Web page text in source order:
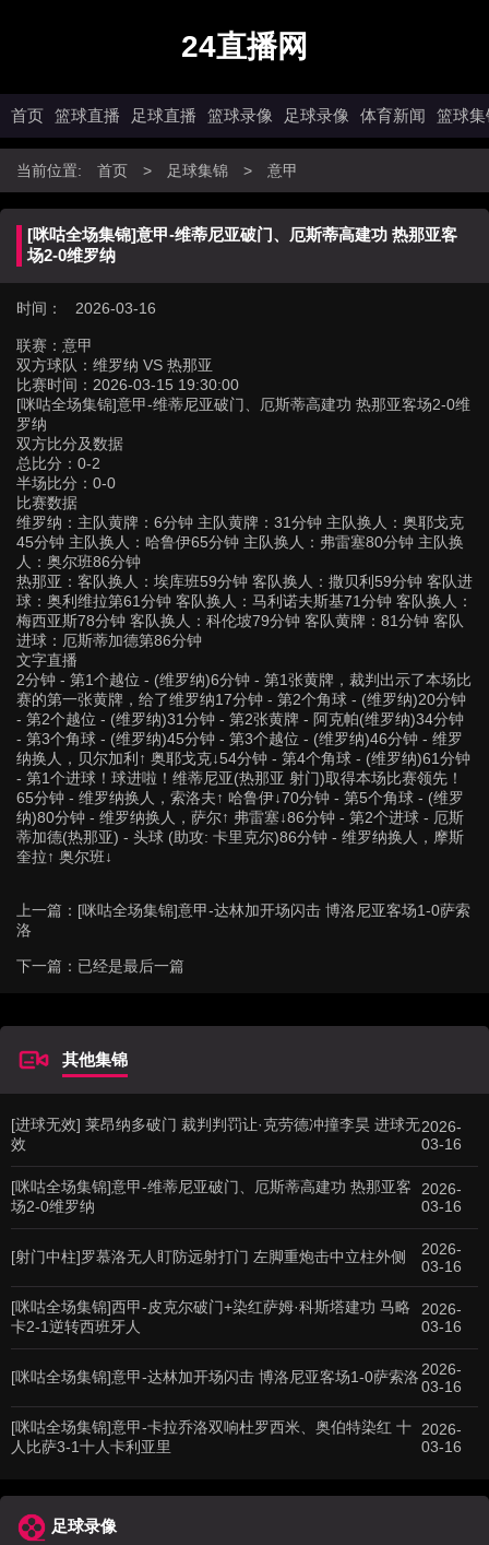
24直播网
首页 篮球直播 足球直播 篮球录像 足球录像 体育新闻 篮球集
当前位置: 首页 > 足球集锦 > 意甲
[咪咕全场集锦]意甲-维蒂尼亚破门、厄斯蒂高建功 热那亚客
场2-0维罗纳
时间： 2026-03-16
联赛： 意甲
双方球队： 维罗纳 VS 热那亚
比赛时间： 2026-03-15 19:30:00
[咪咕全场集锦]意甲-维蒂尼亚破门、厄斯蒂高建功 热那亚客场2-0维
罗纳
双方比分及数据
总比分：0-2
半场比分：0-0
比赛数据
维罗纳：主队黄牌：6分钟 主队黄牌：31分钟 主队换人：奥耶戈克
45分钟 主队换人：哈鲁伊65分钟 主队换人：弗雷塞80分钟 主队换
人：奥尔班86分钟
热那亚：客队换人：埃库班59分钟 客队换人：撒贝利59分钟 客队进
球：奥利维拉第61分钟 客队换人：马利诺夫斯基71分钟 客队换人：
梅西亚斯78分钟 客队换人：科伦坡79分钟 客队黄牌：81分钟 客队
进球：厄斯蒂加德第86分钟
文字直播
2分钟 - 第1个越位 - (维罗纳)6分钟 - 第1张黄牌，裁判出示了本场比
赛的第一张黄牌，给了维罗纳17分钟 - 第2个角球 - (维罗纳)20分钟
- 第2个越位 - (维罗纳)31分钟 - 第2张黄牌 - 阿克帕(维罗纳)34分钟
- 第3个角球 - (维罗纳)45分钟 - 第3个越位 - (维罗纳)46分钟 - 维罗
纳换人，贝尔加利↑ 奥耶戈克↓54分钟 - 第4个角球 - (维罗纳)61分钟
- 第1个进球！球进啦！维蒂尼亚(热那亚 射门)取得本场比赛领先！
65分钟 - 维罗纳换人，索洛夫↑ 哈鲁伊↓70分钟 - 第5个角球 - (维罗
纳)80分钟 - 维罗纳换人，萨尔↑ 弗雷塞↓86分钟 - 第2个进球 - 厄斯
蒂加德(热那亚) - 头球 (助攻: 卡里克尔)86分钟 - 维罗纳换人，摩斯
奎拉↑ 奥尔班↓
上一篇： [咪咕全场集锦]意甲-达林加开场闪击 博洛尼亚客场1-0萨索
洛
下一篇：已经是最后一篇
其他集锦
[进球无效] 莱昂纳多破门 裁判判罚让·克劳德冲撞李昊 进球无
效
2026-
03-16
[咪咕全场集锦]意甲-维蒂尼亚破门、厄斯蒂高建功 热那亚客
场2-0维罗纳
2026-
03-16
[射门中柱]罗慕洛无人盯防远射打门 左脚重炮击中立柱外侧
2026-
03-16
[咪咕全场集锦]西甲-皮克尔破门+染红萨姆·科斯塔建功 马略
卡2-1逆转西班牙人
2026-
03-16
[咪咕全场集锦]意甲-达林加开场闪击 博洛尼亚客场1-0萨索洛 2026-
03-16
[咪咕全场集锦]意甲-卡拉乔洛双响杜罗西米、奥伯特染红 十
人比萨3-1十人卡利亚里
2026-
03-16
足球录像